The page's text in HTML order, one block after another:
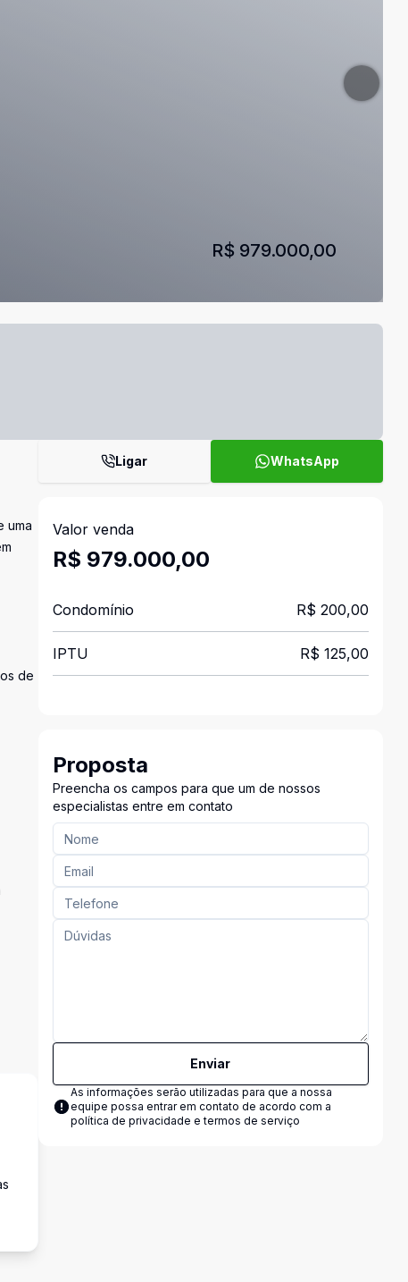
R$ 979.000,00
uma
de
s
Ligar WhatsApp
Valor venda
R$ 979.000,00
Condomínio R$ 200,00
IPTU R$ 125,00
Proposta
Preencha os campos para que um de nossos
especialistas entre em contato
Enviar
As informações serão utilizadas para que a nossa
equipe possa entrar em contato de acordo com a
política de privacidade e termos de serviço